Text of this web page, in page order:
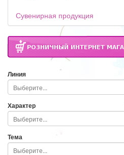
Сувенирная продукция
Линия
Характер
Тема